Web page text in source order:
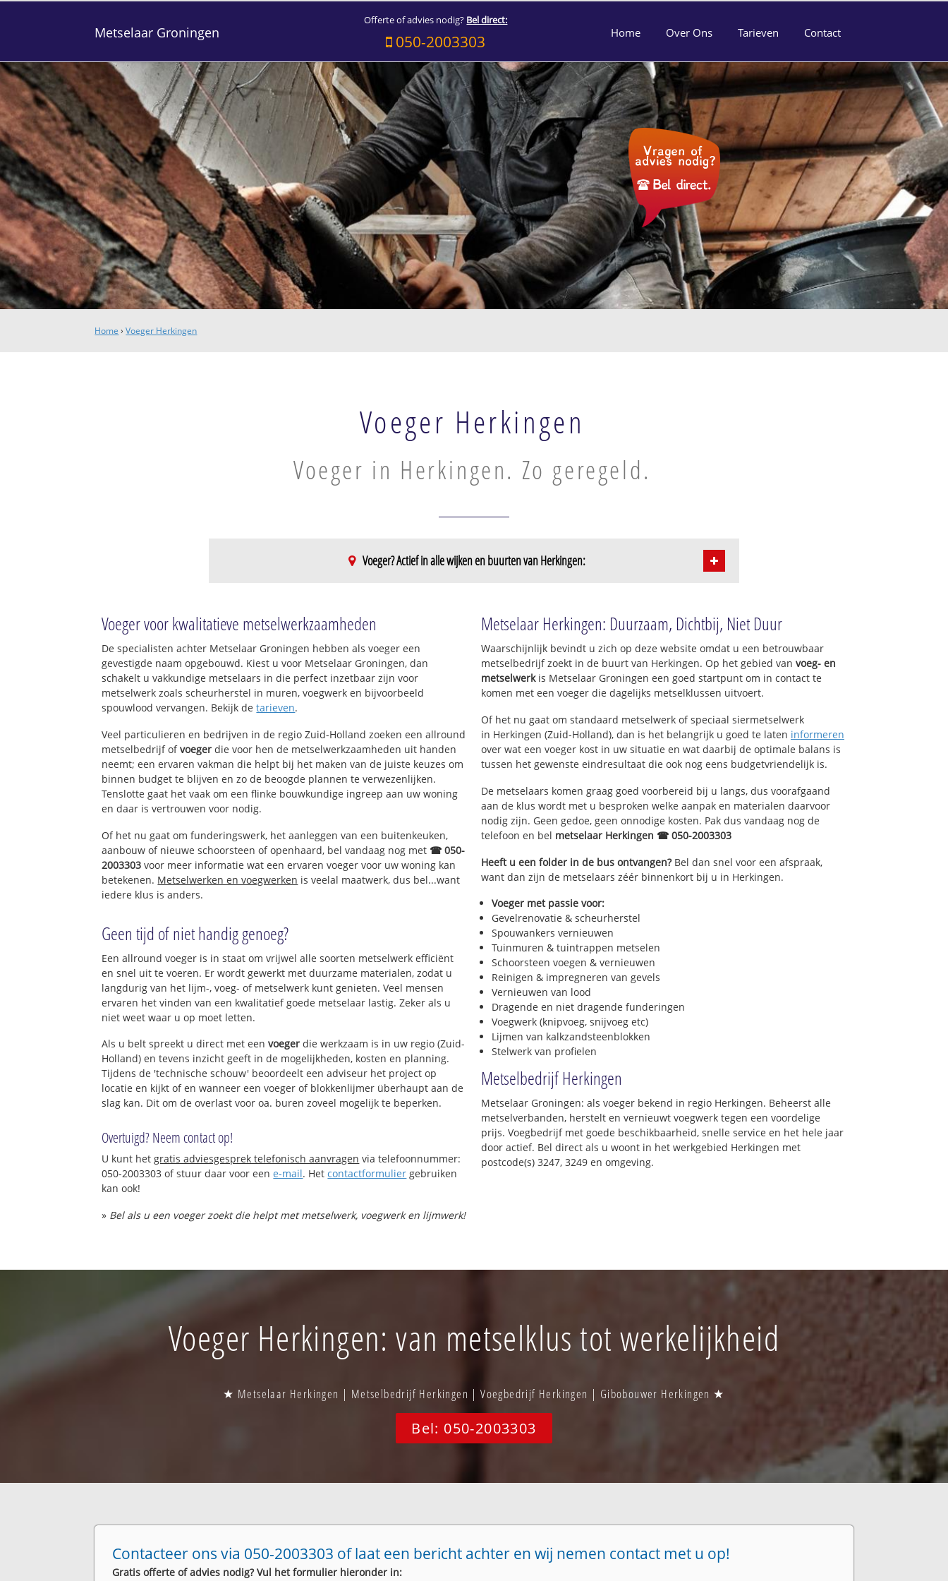
Metselaar Groningen
Offerte of advies nodig? Bel direct:
050-2003303 Home Over Ons Tarieven Contact
Home ›Voeger Herkingen
Voeger Herkingen
Voeger in Herkingen. Zo geregeld.
Voeger? Actief in alle wijken en buurten van Herkingen:
Herkingen buitenplaats
Voeger voor kwalitatieve metselwerkzaamheden
De specialisten achter Metselaar Groningen hebben als voeger een
gevestigde naam opgebouwd. Kiest u voor Metselaar Groningen, dan
schakelt u vakkundige metselaars in die perfect inzetbaar zijn voor
metselwerk zoals scheurherstel in muren, voegwerk en bijvoorbeeld
spouwlood vervangen. Bekijk detarieven.
Veel particulieren en bedrijven in de regio Zuid-Holland zoeken een allround
metselbedrijf ofvoeger die voor hen de metselwerkzaamheden uit handen
neemt; een ervaren vakman die helpt bij het maken van de juiste keuzes om
binnen budget te blijven en zo de beoogde plannen te verwezenlijken.
Tenslotte gaat het vaak om een flinke bouwkundige ingreep aan uw woning
en daar is vertrouwen voor nodig.
Of het nu gaat om funderingswerk, het aanleggen van een buitenkeuken,
aanbouw of nieuwe schoorsteen of openhaard, bel vandaag nog met ☎ 050-
2003303 voor meer informatie wat een ervaren voeger voor uw woning kan
betekenen. Metselwerken en voegwerken is veelal maatwerk, dus bel...want
iedere klus is anders.
Geen tijd of niet handig genoeg?
Een allround voeger is in staat om vrijwel alle soorten metselwerk efficiënt
en snel uit te voeren. Er wordt gewerkt met duurzame materialen, zodat u
langdurig van het lijm-, voeg- of metselwerk kunt genieten. Veel mensen
ervaren het vinden van een kwalitatief goede metselaar lastig. Zeker als u
niet weet waar u op moet letten.
Als u belt spreekt u direct met eenvoeger die werkzaam is in uw regio (Zuid-
Holland) en tevens inzicht geeft in de mogelijkheden, kosten en planning.
Tijdens de 'technische schouw' beoordeelt een adviseur het project op
locatie en kijkt of en wanneer een voeger of blokkenlijmer überhaupt aan de
slag kan. Dit om de overlast voor oa. buren zoveel mogelijk te beperken.
Overtuigd? Neem contact op!
U kunt hetgratis adviesgesprek telefonisch aanvragen via telefoonnummer:
050-2003303 of stuur daar voor eene-mail. Hetcontactformulier gebruiken
kan ook!
» Bel als u een voeger zoekt die helpt met metselwerk, voegwerk en lijmwerk!
Metselaar Herkingen: Duurzaam, Dichtbij, Niet Duur
Waarschijnlijk bevindt u zich op deze website omdat u een betrouwbaar
metselbedrijf zoekt in de buurt van Herkingen. Op het gebied van voeg- en
metselwerkis Metselaar Groningen een goed startpunt om in contact te
komen met een voeger die dagelijks metselklussen uitvoert.
Of het nu gaat om standaard metselwerk of speciaal siermetselwerk
in Herkingen (Zuid-Holland), dan is het belangrijk u goed te laten informeren
over wat een voeger kost in uw situatie en wat daarbij de optimale balans is
tussen het gewenste eindresultaat die ook nog eens budgetvriendelijk is.
De metselaars komen graag goed voorbereid bij u langs, dus voorafgaand
aan de klus wordt met u besproken welke aanpak en materialen daarvoor
nodig zijn. Geen gedoe, geen onnodige kosten. Pak dus vandaag nog de
telefoon en bel metselaar Herkingen ☎ 050-2003303
Heeft u een folder in de bus ontvangen?Bel dan snel voor een afspraak,
want dan zijn de metselaars zéér binnenkort bij u in Herkingen.
Voeger met passie voor:
Gevelrenovatie & scheurherstel
Spouwankers vernieuwen
Tuinmuren & tuintrappen metselen
Schoorsteen voegen & vernieuwen
Reinigen & impregneren van gevels
Vernieuwen van lood
Dragende en niet dragende funderingen
Voegwerk (knipvoeg, snijvoeg etc)
Lijmen van kalkzandsteenblokken
Stelwerk van profielen
Metselbedrijf Herkingen
Metselaar Groningen: als voeger bekend in regio Herkingen. Beheerst alle
metselverbanden, herstelt en vernieuwt voegwerk tegen een voordelige
prijs. Voegbedrijf met goede beschikbaarheid, snelle service en het hele jaar
door actief. Bel direct als u woont in het werkgebied Herkingen met
postcode(s) 3247, 3249 en omgeving.
Voeger Herkingen: van metselklus tot werkelijkheid
★ Metselaar Herkingen | Metselbedrijf Herkingen | Voegbedrijf Herkingen | Gibobouwer Herkingen ★
Bel: 050-2003303
Contacteer ons via 050-2003303 of laat een bericht achter en wij nemen contact met u op!
Gratis offerte of advies nodig? Vul het formulier hieronder in: